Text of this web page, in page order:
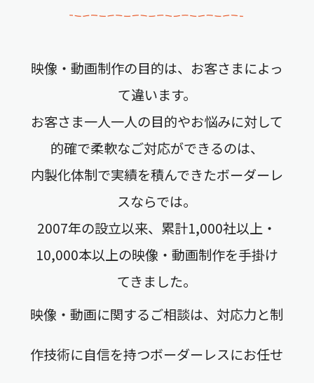
映像・動画制作の目的は、お客さまによっ
て違います。
お客さま一人一人の目的やお悩みに対して
的確で柔軟なご対応ができるのは、
内製化体制で実績を積んできたボーダーレ
スならでは。
2007年の設立以来、累計1,000社以上・
10,000本以上の映像・動画制作を手掛け
てきました。
映像・動画に関するご相談は、対応力と制
作技術に自信を持つボーダーレスにお任せ